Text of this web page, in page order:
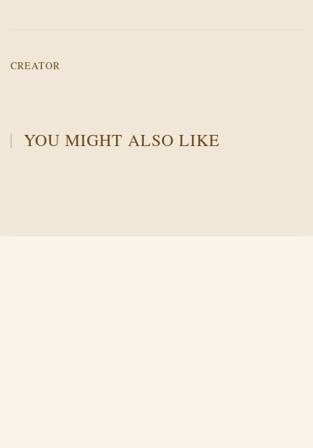
CREATOR
YOU MIGHT ALSO LIKE